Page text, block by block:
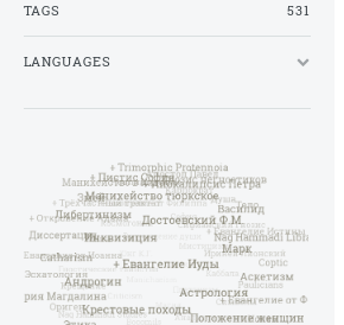
TAGS 531
LANGUAGES